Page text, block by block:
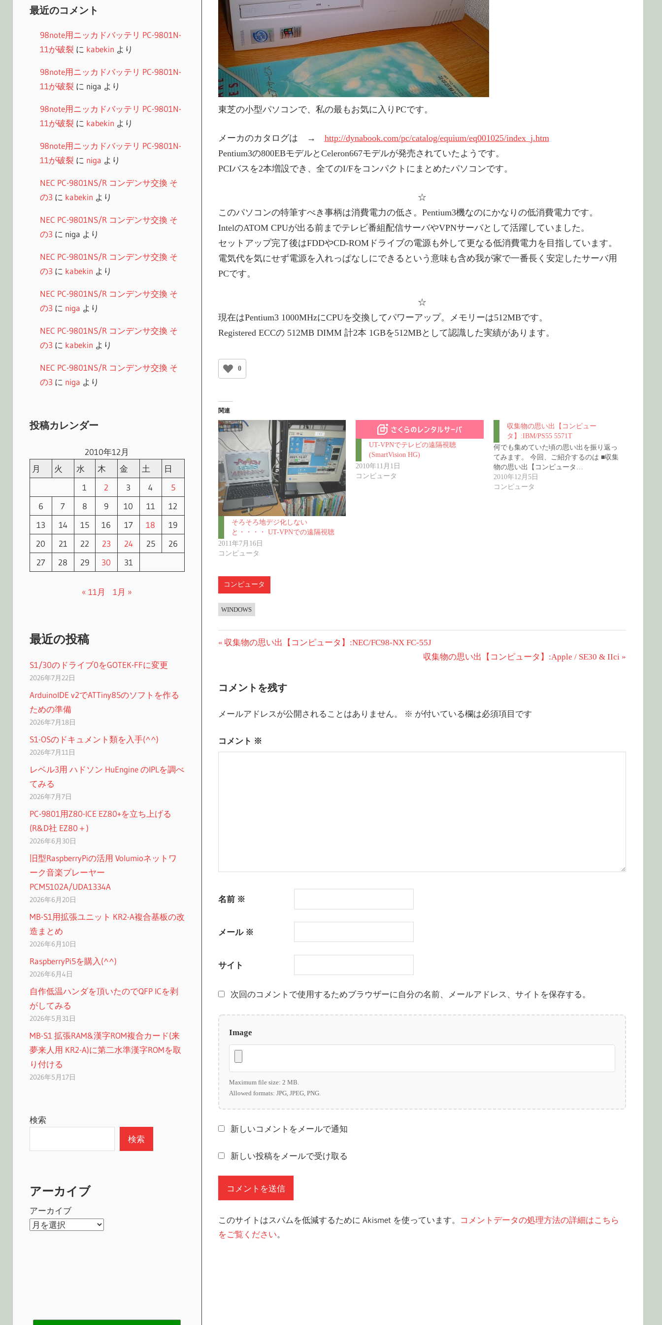
東芝の小型パソコンで、私の最もお気に入りPCです。
メーカのカタログは → http://dynabook.com/pc/catalog/equium/eq001025/index_j.htm
Pentium3の800EBモデルとCeleron667モデルが発売されていたようです。
PCIバスを2本増設でき、全てのI/Fをコンパクトにまとめたパソコンです。
☆
このパソコンの特筆すべき事柄は消費電力の低さ。Pentium3機なのにかなりの低消費電力です。
IntelのATOM CPUが出る前までテレビ番組配信サーバやVPNサーバとして活躍していました。
セットアップ完了後はFDDやCD-ROMドライブの電源も外して更なる低消費電力を目指しています。
電気代を気にせず電源を入れっぱなしにできるという意味も含め我が家で一番長く安定したサーバ用
PCです。
☆
現在はPentium3 1000MHzにCPUを交換してパワーアップ。メモリーは512MBです。
Registered ECCの 512MB DIMM 計2本 1GBを512MBとして認識した実績があります。
0
関連
そろそろ地デジ化しない
と・・・・ UT-VPNでの遠隔視聴
2011年7月16日
コンピュータ
UT-VPNでテレビの遠隔視聴
(SmartVision HG)
2010年11月1日
コンピュータ
収集物の思い出【コンピュー
タ】:IBM/PS55 5571T
何でも集めていた頃の思い出を振り返っ
てみます。 今回、ご紹介するのは ■収集
物の思い出【コンピュータ…
2010年12月5日
コンピュータ
コンピュータ
WINDOWS
投
ゲ
シ
ン
前
稿:
収集物の思い出【コンピュータ】:NEC/FC98-NX FC-55J
次
収集物の思い出【コンピュータ】:Apple / SE30 & IIci
コメントを残す
メールアドレスが公開されることはありません。 ※ が付いている欄は必須項目です
コメント ※
名前 ※
メール ※
サイト
次回のコメントで使用するためブラウザーに自分の名前、メールアドレス、サイトを保存する。
Image
Maximum file size: 2 MB.
Allowed formats: JPG, JPEG, PNG.
新しいコメントをメールで通知
新しい投稿をメールで受け取る
このサイトはスパムを低減するために Akismet を使っています。
コメントデータの処理方法の詳細はこちら
をご覧ください。
最近のコメント
98note用ニッカドバッテリ PC-9801N-
11が破裂に kabekin より
98note用ニッカドバッテリ PC-9801N-
11が破裂に niga より
98note用ニッカドバッテリ PC-9801N-
11が破裂に kabekin より
98note用ニッカドバッテリ PC-9801N-
11が破裂に niga より
NEC PC-9801NS/R コンデンサ交換 そ
の3 に kabekin より
NEC PC-9801NS/R コンデンサ交換 そ
の3 に niga より
NEC PC-9801NS/R コンデンサ交換 そ
の3 に kabekin より
NEC PC-9801NS/R コンデンサ交換 そ
の3 に niga より
NEC PC-9801NS/R コンデンサ交換 そ
の3 に kabekin より
NEC PC-9801NS/R コンデンサ交換 そ
の3 に niga より
投稿カレンダー
2010年12月
月
火 水 木 金 土
日
1
2 3 4
5
6
7 8 9 10 11
12
13
14 15 16 17 18
19
20
21 22 23 24 25
26
27
28 29 30 31
« 11月 1月 »
最近の投稿
S1/30のドライブ0をGOTEK-FFに変更
2026年7月22日
ArduinoIDE v2でATTiny85のソフトを作る
ための準備
2026年7月18日
S1-OSのドキュメント類を入手(^^)
2026年7月11日
レベル3用 ハドソン HuEngine のIPLを調べ
てみる
2026年7月7日
PC-9801用Z80-ICE EZ80+を立ち上げる
(R&D社 EZ80＋)
2026年6月30日
旧型RaspberryPiの活用 Volumioネットワ
ーク音楽プレーヤー
PCM5102A/UDA1334A
2026年6月20日
MB-S1用拡張ユニット KR2-A複合基板の改
造まとめ
2026年6月10日
RaspberryPi5を購入(^^)
2026年6月4日
自作低温ハンダを頂いたのでQFP ICを剥
がしてみる
2026年5月31日
MB-S1 拡張RAM&漢字ROM複合カード(来
夢来人用 KR2-A)に第二水準漢字ROMを取
り付ける
2026年5月17日
検索
検索
アーカイブ
アーカイブ